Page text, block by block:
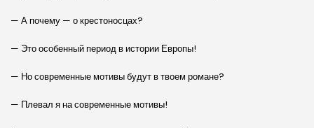
— А почему — о крестоносцах?
— Это особенный период в истории Европы!
— Но современные мотивы будут в твоем романе?
— Плевал я на современные мотивы!